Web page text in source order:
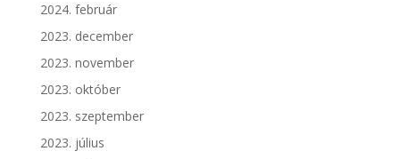
2024. február
2023. december
2023. november
2023. október
2023. szeptember
2023. július